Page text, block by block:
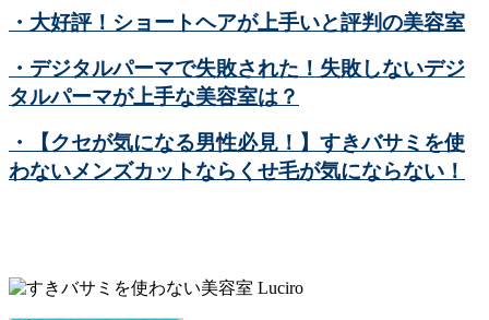
・大好評！ショートヘアが上手いと評判の美容室
・デジタルパーマで失敗された！失敗しないデジ
タルパーマが上手な美容室は？
・【クセが気になる男性必見！】すきバサミを使
わないメンズカットならくせ毛が気にならない！